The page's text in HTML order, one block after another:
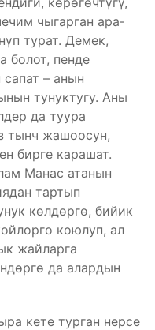
чыгарган ара­
турат. Демек,
болот, пенде
– анын
тунуктугу. Аны
да туура
тынч жашоосун,
бирге карашат.
Манас атанын
тартып
көлдөргө, бийик
коюлуп, ал
жайларга
да алардын
кете турган нерсе